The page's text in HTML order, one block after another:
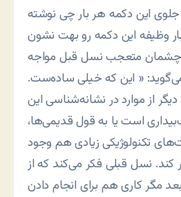
جلوی این دکمه هر بار چی نوشته
وظیفه این دکمه رو بهت نشون
چشمان متعجب نسل قبل مواجه
« این که خیلی ساده‌ست.
از موارد در نشانه‌شناسی این
است یا به قول قدیمی‌ها،
تکنولوژیکی زیادی هم وجود
کند. نسل قبلی فکر می‌کند که از
به بعد مگر کاری هم برای انجام دادن